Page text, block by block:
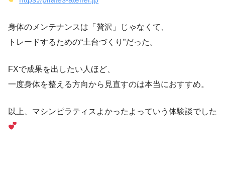
身体のメンテナンスは「贅沢」じゃなくて、
トレードするための“土台づくり”だった。
FXで成果を出したい人ほど、
一度身体を整える方向から見直すのは本当におすすめ。
以上、マシンピラティスよかったよっていう体験談でした